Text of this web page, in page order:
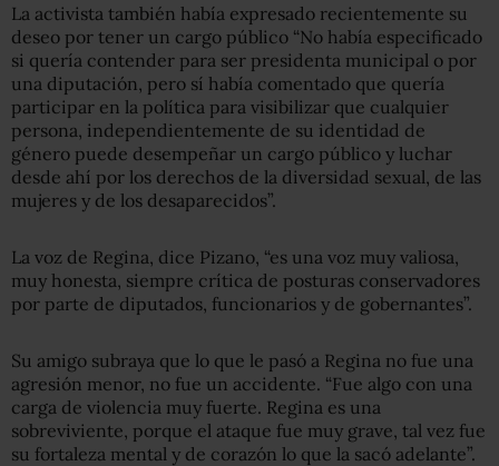
La activista también había expresado recientemente su
deseo por tener un cargo público “No había especificado
si quería contender para ser presidenta municipal o por
una diputación, pero sí había comentado que quería
participar en la política para visibilizar que cualquier
persona, independientemente de su identidad de
género puede desempeñar un cargo público y luchar
desde ahí por los derechos de la diversidad sexual, de las
mujeres y de los desaparecidos”.
La voz de Regina, dice Pizano, “es una voz muy valiosa,
muy honesta, siempre crítica de posturas conservadores
por parte de diputados, funcionarios y de gobernantes”.
Su amigo subraya que lo que le pasó a Regina no fue una
agresión menor, no fue un accidente. “Fue algo con una
carga de violencia muy fuerte. Regina es una
sobreviviente, porque el ataque fue muy grave, tal vez fue
su fortaleza mental y de corazón lo que la sacó adelante”.